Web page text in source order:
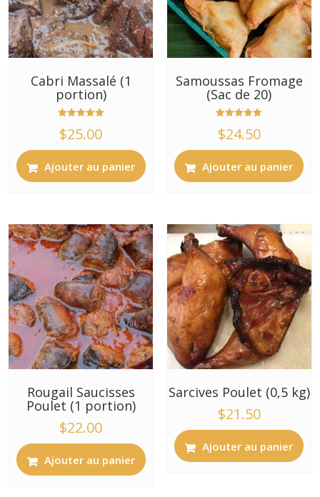
Cabri Massalé (1
portion)
5.00
sur 5
$25.00
Ajouter au panier
Samoussas Fromage
(Sac de 20)
5.00
sur 5
$24.50
Ajouter au panier
Rougail Saucisses
Poulet (1 portion)
$22.00
Ajouter au panier
Sarcives Poulet (0,5 kg)
$21.50
Ajouter au panier